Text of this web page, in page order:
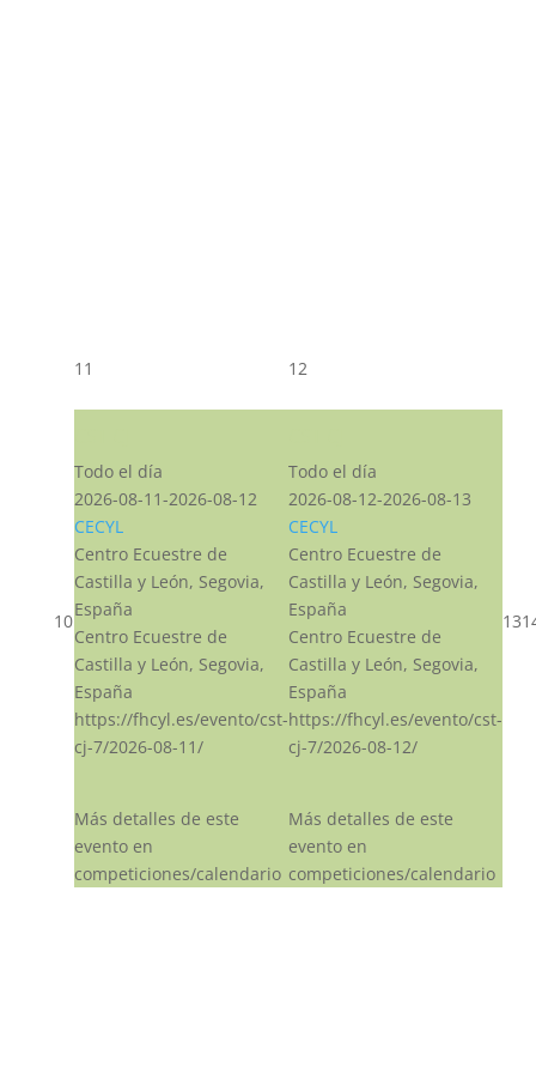
10
11
Todo el día
2026-08-11-2026-08-12
CECYL
Centro Ecuestre de
Castilla y León, Segovia,
España
Centro Ecuestre de
Castilla y León, Segovia,
España
https://fhcyl.es/evento/cst-
cj-7/2026-08-11/
Más detalles de este
evento en
competiciones/calendario
12
Todo el día
2026-08-12-2026-08-13
CECYL
Centro Ecuestre de
Castilla y León, Segovia,
España
Centro Ecuestre de
Castilla y León, Segovia,
España
https://fhcyl.es/evento/cst-
cj-7/2026-08-12/
Más detalles de este
evento en
competiciones/calendario
13